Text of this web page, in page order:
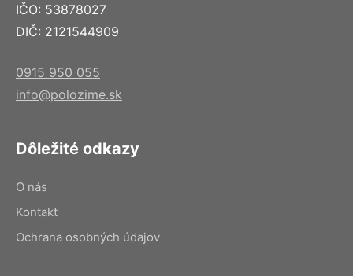
IČO: 53878027
DIČ: 2121544909
0915 950 055
info@polozime.sk
Dôležité odkazy
O nás
Kontakt
Ochrana osobných údajov